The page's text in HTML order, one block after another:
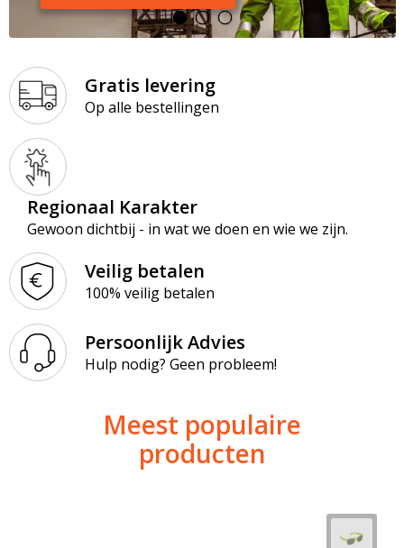
Paraplu’s
Schrijfblokken
Schrijfwaren
Tassen & Reizen
Kledingaccessoires
Overhemden
Peuters en Baby's
Polo's
Regenkleding
Sweaters
T-Shirts
Vesten
Ondergoed en Sokken
Overhemden
Polo's
Reflecterende polo's
Reflecterende vesten
Regenkleding
Schorten en Sloven
Sweaters
Veiligheidsvesten en Veiligheidshesjes
Gratis levering
Op alle bestellingen
Regionaal Karakter
Gewoon dichtbij - in wat we doen en wie we zijn.
Veilig betalen
100% veilig betalen
Persoonlijk Advies
Hulp nodig? Geen probleem!
Meest populaire
producten